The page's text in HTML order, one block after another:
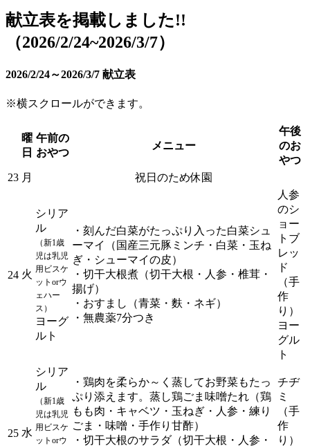
献立表を掲載しました!!
（2026/2/24~2026/3/7）
2026/2/24～2026/3/7 献立表
※横スクロールができます。
曜
日
午前の
おやつ
メニュー
午後
のお
やつ
23 月 祝日のため休園
24 火
シリア
ル
（新1歳
児は乳児
用ビスケ
ットorウ
ェハー
ス）
ヨーグ
ルト
・刻んだ白菜がたっぷり入った白菜シュ
ーマイ（国産三元豚ミンチ・白菜・玉ね
ぎ・シューマイの皮）
・切干大根煮（切干大根・人参・椎茸・
揚げ）
・おすまし（青菜・麩・ネギ）
・無農薬7分つき
人参
のシ
ョー
トブ
レッ
ド
（手
作
り）
ヨー
グル
ト
25 水
シリア
ル
（新1歳
児は乳児
用ビスケ
ットorウ
・鶏肉を柔らか～く蒸してお野菜もたっ
ぷり添えます。蒸し鶏ごま味噌たれ（鶏
もも肉・キャベツ・玉ねぎ・人参・練り
ごま・味噌・手作り甘酢）
・切干大根のサラダ（切干大根・人参・
チヂ
ミ
（手
作
り）